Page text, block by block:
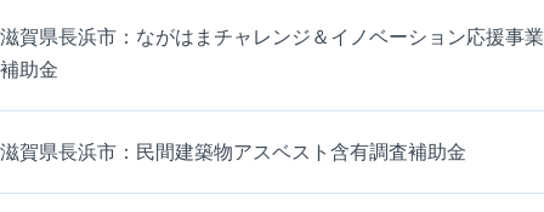
滋賀県長浜市：ながはまチャレンジ＆イノベーション応援事業
補助金
滋賀県長浜市：民間建築物アスベスト含有調査補助金